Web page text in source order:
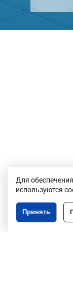
Для
используются
Принять